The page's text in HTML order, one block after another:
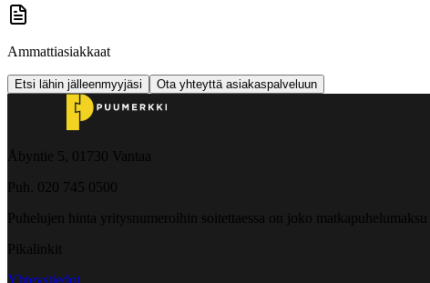
Ammattiasiakkaat
Etsi lähin jälleenmyyjäsi Ota yhteyttä asiakaspalveluun
Åbyntie 5, 01730 Vantaa
Puh. 020 745 0500
Puhelujen hinta yritysnumeroihin soitettaessa on joko
Pikalinkit
Yhteystiedot